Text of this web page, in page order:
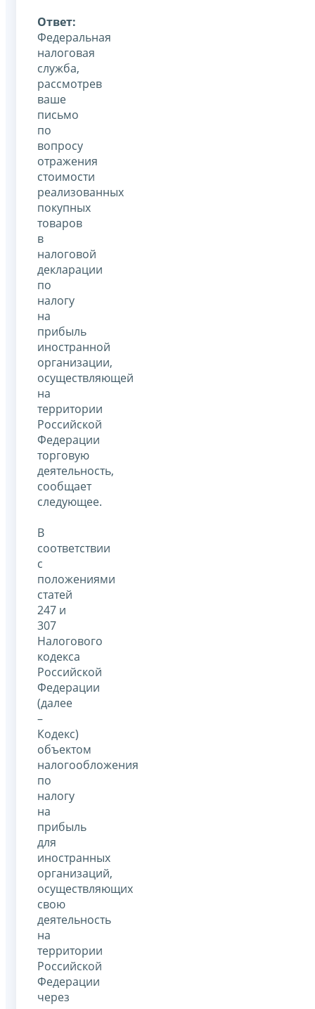
Ответ:
Федеральная
налоговая
служба,
рассмотрев
ваше
письмо
по
вопросу
отражения
стоимости
реализованных
покупных
товаров
в
налоговой
декларации
по
налогу
на
прибыль
иностранной
организации,
осуществляющей
на
территории
Российской
Федерации
торговую
деятельность,
сообщает
следующее.
В
соответствии
с
положениями
статей
247 и
307
Налогового
кодекса
Российской
Федерации
(далее
–
Кодекс)
объектом
налогообложения
по
налогу
на
прибыль
для
иностранных
организаций,
осуществляющих
свою
деятельность
на
территории
Российской
Федерации
через